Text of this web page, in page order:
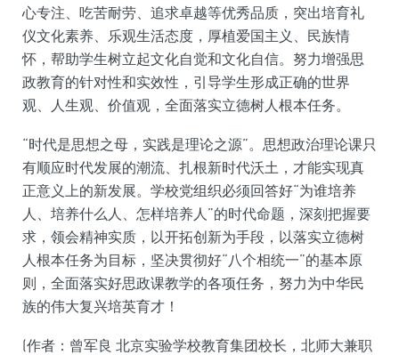
心专注、吃苦耐劳、追求卓越等优秀品质，突出培育礼
仪文化素养、乐观生活态度，厚植爱国主义、民族情
怀，帮助学生树立起文化自觉和文化自信。努力增强思
政教育的针对性和实效性，引导学生形成正确的世界
观、人生观、价值观，全面落实立德树人根本任务。
“时代是思想之母，实践是理论之源”。思想政治理论课只
有顺应时代发展的潮流、扎根新时代沃土，才能实现真
正意义上的新发展。学校党组织必须回答好“为谁培养
人、培养什么人、怎样培养人”的时代命题，深刻把握要
求，领会精神实质，以开拓创新为手段，以落实立德树
人根本任务为目标，坚决贯彻好“八个相统一”的基本原
则，全面落实好思政课教学的各项任务，努力为中华民
族的伟大复兴培英育才！
(作者：曾军良 北京实验学校教育集团校长，北师大兼职